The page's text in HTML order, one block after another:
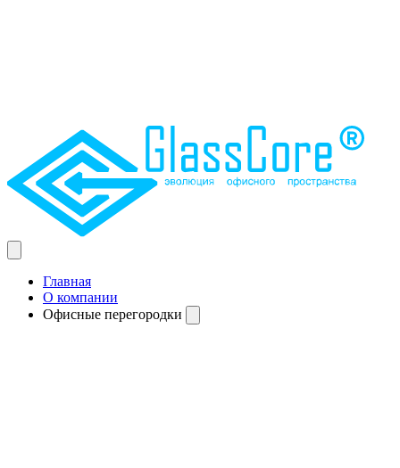
Главная
О компании
Офисные перегородки